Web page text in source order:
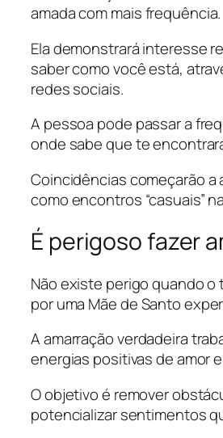
amada com mais frequência.
Ela demonstrará interesse
saber como você está,
redes sociais.
A pessoa pode passar a
onde sabe que te
Coincidências começarão a
como encontros “casuais”
É perigoso fazer
Não existe perigo quando o
por uma Mãe de Santo
A amarração verdadeira
energias positivas de amor
O objetivo é remover
potencializar sentimentos